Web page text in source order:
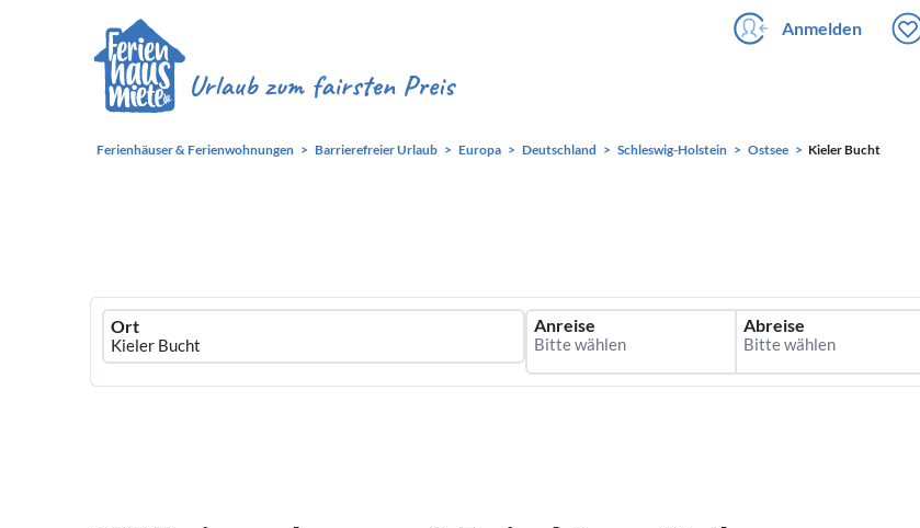
Anmelden
Ferienhäuser & Ferienwohnungen Barrierefreier Urlaub Europa Deutschland Schleswig-Holstein Ostsee Kieler Bucht
Ferienhausmiete
logo
Ort Anreise Abreise